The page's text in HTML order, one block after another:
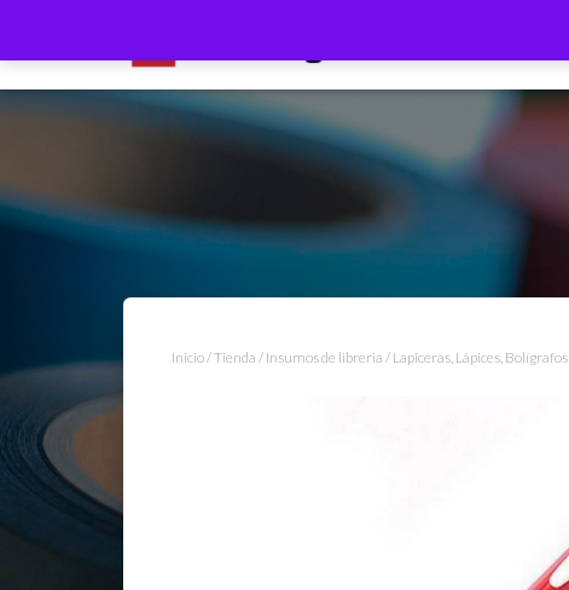
Inicio/Tienda / Insumos de libreria / Lapiceras, Lápices, Bolígrafos